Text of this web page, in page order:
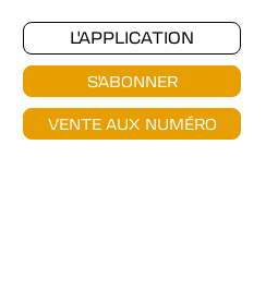
L'APPLICATION
S'ABONNER
VENTE AUX NUMÉRO